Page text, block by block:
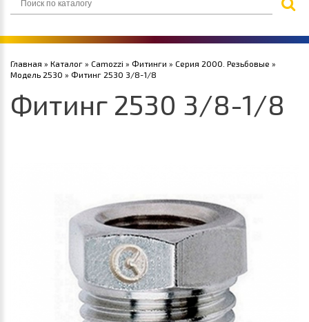
Главная » Каталог » Camozzi » Фитинги » Серия 2000. Резьбовые »
Модель 2530 » Фитинг 2530 3/8-1/8
Фитинг 2530 3/8-1/8